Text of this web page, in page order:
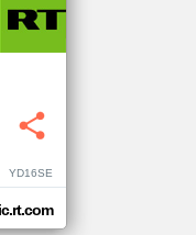
YD16SE